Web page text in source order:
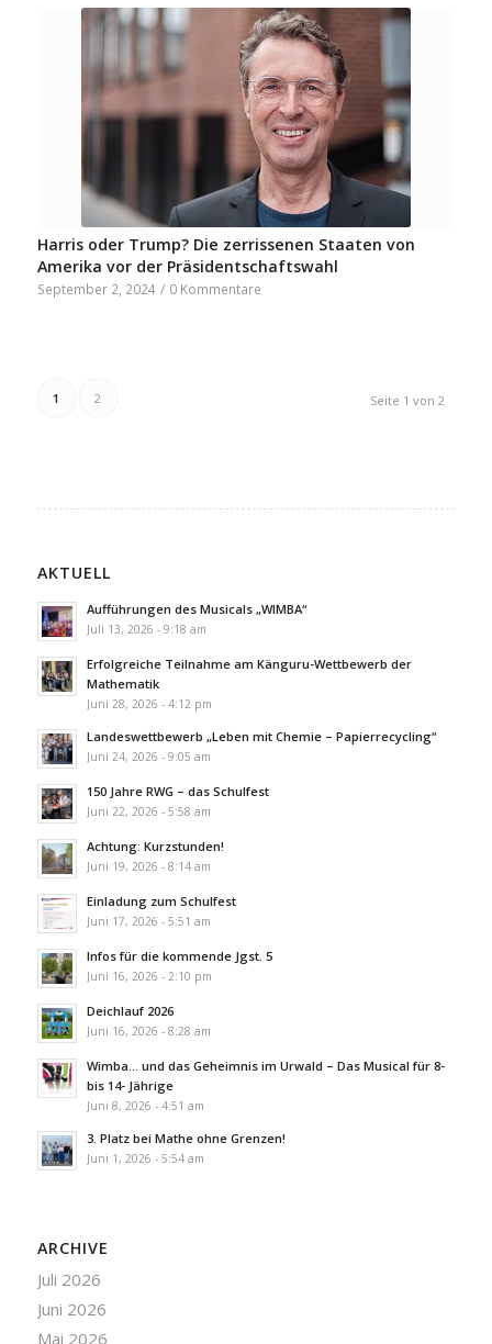
Harris oder Trump? Die zerrissenen Staaten von
Amerika vor der Präsidentschaftswahl
September 2, 2024 / 0 Kommentare
Seite 1 von 2
1 2
AKTUELL
Aufführungen des Musicals „WIMBA“
Juli 13, 2026 - 9:18 am
Erfolgreiche Teilnahme am Känguru-Wettbewerb der
Mathematik
Juni 28, 2026 - 4:12 pm
Landeswettbewerb „Leben mit Chemie – Papierrecycling“
Juni 24, 2026 - 9:05 am
150 Jahre RWG – das Schulfest
Juni 22, 2026 - 5:58 am
Achtung: Kurzstunden!
Juni 19, 2026 - 8:14 am
Einladung zum Schulfest
Juni 17, 2026 - 5:51 am
Infos für die kommende Jgst. 5
Juni 16, 2026 - 2:10 pm
Deichlauf 2026
Juni 16, 2026 - 8:28 am
Wimba… und das Geheimnis im Urwald – Das Musical für 8-
bis 14- Jährige
Juni 8, 2026 - 4:51 am
3. Platz bei Mathe ohne Grenzen!
Juni 1, 2026 - 5:54 am
ARCHIVE
Juli 2026
Juni 2026
Mai 2026